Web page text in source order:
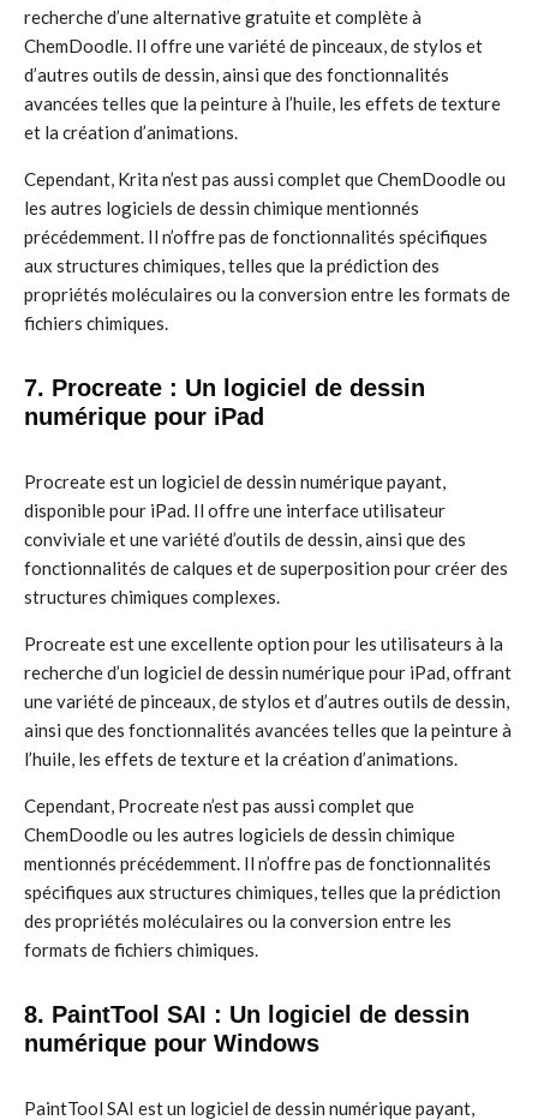
recherche d’une alternative gratuite et complète à
ChemDoodle. Il offre une variété de pinceaux, de stylos et
d’autres outils de dessin, ainsi que des fonctionnalités
avancées telles que la peinture à l’huile, les effets de texture
et la création d’animations.
Cependant, Krita n’est pas aussi complet que ChemDoodle ou
les autres logiciels de dessin chimique mentionnés
précédemment. Il n’offre pas de fonctionnalités spécifiques
aux structures chimiques, telles que la prédiction des
propriétés moléculaires ou la conversion entre les formats de
fichiers chimiques.
7. Procreate : Un logiciel de dessin
numérique pour iPad
Procreate est un logiciel de dessin numérique payant,
disponible pour iPad. Il offre une interface utilisateur
conviviale et une variété d’outils de dessin, ainsi que des
fonctionnalités de calques et de superposition pour créer des
structures chimiques complexes.
Procreate est une excellente option pour les utilisateurs à la
recherche d’un logiciel de dessin numérique pour iPad, offrant
une variété de pinceaux, de stylos et d’autres outils de dessin,
ainsi que des fonctionnalités avancées telles que la peinture à
l’huile, les effets de texture et la création d’animations.
Cependant, Procreate n’est pas aussi complet que
ChemDoodle ou les autres logiciels de dessin chimique
mentionnés précédemment. Il n’offre pas de fonctionnalités
spécifiques aux structures chimiques, telles que la prédiction
des propriétés moléculaires ou la conversion entre les
formats de fichiers chimiques.
8. PaintTool SAI : Un logiciel de dessin
numérique pour Windows
PaintTool SAI est un logiciel de dessin numérique payant,